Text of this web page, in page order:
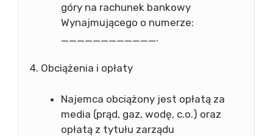
góry na rachunek bankowy
Wynajmującego o numerze:
____________.
4. Obciążenia i opłaty
Najemca obciążony jest opłatą za
media (prąd, gaz, wodę, c.o.) oraz
opłatą z tytułu zarządu